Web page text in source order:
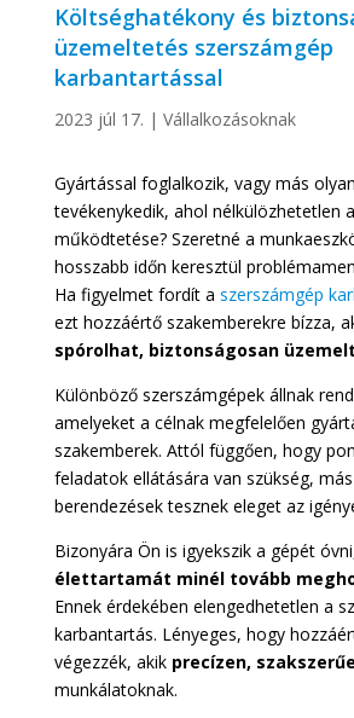
Költséghatékony és
üzemeltetés szerszámgép
karbantartással
2023 júl 17. | Vállalkozásoknak
Gyártással foglalkozik, vagy más
tevékenykedik, ahol nélkülözhetetlen
működtetése? Szeretné a
hosszabb időn keresztül
Ha figyelmet fordít a szerszámgép
ezt hozzáértő szakemberekre bízza,
spórolhat, biztonságosan
Különböző szerszámgépek állnak
amelyeket a célnak megfelelően
szakemberek. Attól függően, hogy
feladatok ellátására van szükség,
berendezések tesznek eleget az
Bizonyára Ön is igyekszik a gépét
élettartamát minél tovább
Ennek érdekében elengedhetetlen a
karbantartás. Lényeges, hogy
végezzék, akik precízen,
munkálatoknak.